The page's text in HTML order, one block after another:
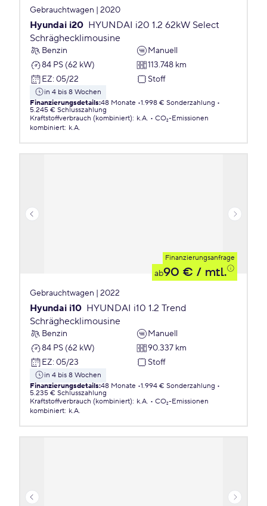
Gebrauchtwagen | 2020
Hyundai i20 HYUNDAI i20 1.2 62kW Select
Schräghecklimousine
Benzin
Manuell
84 PS (62 kW)
113.748 km
EZ: 05/22 Stoff
in 4 bis 8 Wochen
Finanzierungsdetails:48 Monate 1.998 € Sonderzahlung
5.245 € Schlusszahlung
Kraftstoffverbrauch (kombiniert): k.A.
CO₂-Emissionen
kombiniert: k.A.
Finanzierungsanfrage
ab90 € / mtl.
Gebrauchtwagen | 2022
Hyundai i10 HYUNDAI i10 1.2 Trend
Schräghecklimousine
Benzin
Manuell
84 PS (62 kW)
90.337 km
EZ: 05/23 Stoff
in 4 bis 8 Wochen
Finanzierungsdetails:48 Monate 1.994 € Sonderzahlung
5.235 € Schlusszahlung
Kraftstoffverbrauch (kombiniert): k.A.
CO₂-Emissionen
kombiniert: k.A.